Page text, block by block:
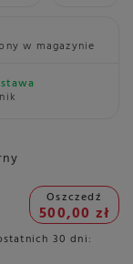
w magazynie
Oszczedź
500,00 zł
30 dni: